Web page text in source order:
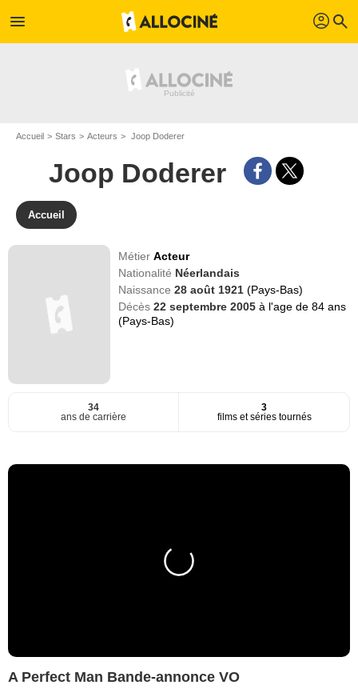
menu profil search
Accueil Stars Acteurs Joop Doderer
Joop Doderer
Accueil
MétierActeur
Nationalité Néerlandais
Naissance28 août 1921(Pays-Bas)
Décès22 septembre 2005à l'age de 84 ans
(Pays-Bas)
34
ans de carrière
3
films et séries tournés
A Perfect Man Bande-annonce VO